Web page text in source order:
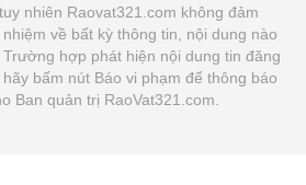
nhiên Raovat321.com không đảm
về bất kỳ thông tin, nội dung nào
hợp phát hiện nội dung tin đăng
bấm nút Báo vi phạm để thông báo
Ban quản trị RaoVat321.com.